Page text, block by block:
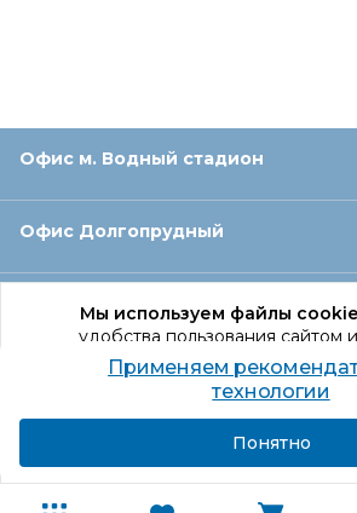
Мы используем файлы cookie
удобства пользования сайтом
качества
Продолжая использование
согласие на обработку
Офис м. Водный стадион
Офис Долгопрудный
Офис Санкт‑Петербург
Оформление заказа
Применяем
технологии
Понятно